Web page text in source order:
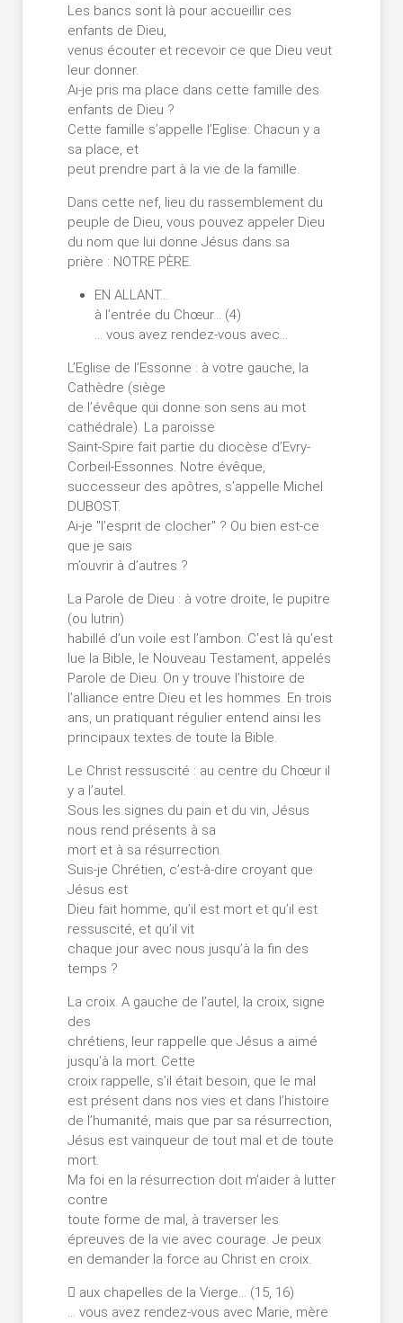
Les bancs sont là pour accueillir ces
enfants de Dieu,
venus écouter et recevoir ce que Dieu veut
leur donner.
Ai-je pris ma place dans cette famille des
enfants de Dieu ?
Cette famille s’appelle l’Eglise. Chacun y a
sa place, et
peut prendre part à la vie de la famille.
Dans cette nef, lieu du rassemblement du
peuple de Dieu, vous pouvez appeler Dieu
du nom que lui donne Jésus dans sa
prière : NOTRE PÈRE.
EN ALLANT…
à l’entrée du Chœur… (4)
… vous avez rendez-vous avec…
L’Eglise de l’Essonne : à votre gauche, la
Cathèdre (siège
de l’évêque qui donne son sens au mot
cathédrale). La paroisse
Saint-Spire fait partie du diocèse d’Evry-
Corbeil-Essonnes. Notre évêque,
successeur des apôtres, s’appelle Michel
DUBOST.
Ai-je "l’esprit de clocher" ? Ou bien est-ce
que je sais
m’ouvrir à d’autres ?
La Parole de Dieu : à votre droite, le pupitre
(ou lutrin)
habillé d’un voile est l’ambon. C’est là qu’est
lue la Bible, le Nouveau Testament, appelés
Parole de Dieu. On y trouve l’histoire de
l’alliance entre Dieu et les hommes. En trois
ans, un pratiquant régulier entend ainsi les
principaux textes de toute la Bible.
Le Christ ressuscité : au centre du Chœur il
y a l’autel.
Sous les signes du pain et du vin, Jésus
nous rend présents à sa
mort et à sa résurrection.
Suis-je Chrétien, c’est-à-dire croyant que
Jésus est
Dieu fait homme, qu’il est mort et qu’il est
ressuscité, et qu’il vit
chaque jour avec nous jusqu’à la fin des
temps ?
La croix. A gauche de l’autel, la croix, signe
des
chrétiens, leur rappelle que Jésus a aimé
jusqu’à la mort. Cette
croix rappelle, s’il était besoin, que le mal
est présent dans nos vies et dans l’histoire
de l’humanité, mais que par sa résurrection,
Jésus est vainqueur de tout mal et de toute
mort.
Ma foi en la résurrection doit m’aider à lutter
contre
toute forme de mal, à traverser les
épreuves de la vie avec courage. Je peux
en demander la force au Christ en croix.
 aux chapelles de la Vierge… (15, 16)
… vous avez rendez-vous avec Marie, mère